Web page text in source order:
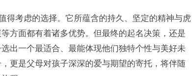
得考虑的选择。它所蕴含的持久、坚定的精神与虎
方面都有着诸多优势。但最终的起名决策，还是
出一个最适合、最能体现他们独特个性与美好未
更是父母对孩子深深的爱与期望的寄托，将伴随